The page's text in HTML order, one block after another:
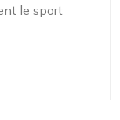
le sport